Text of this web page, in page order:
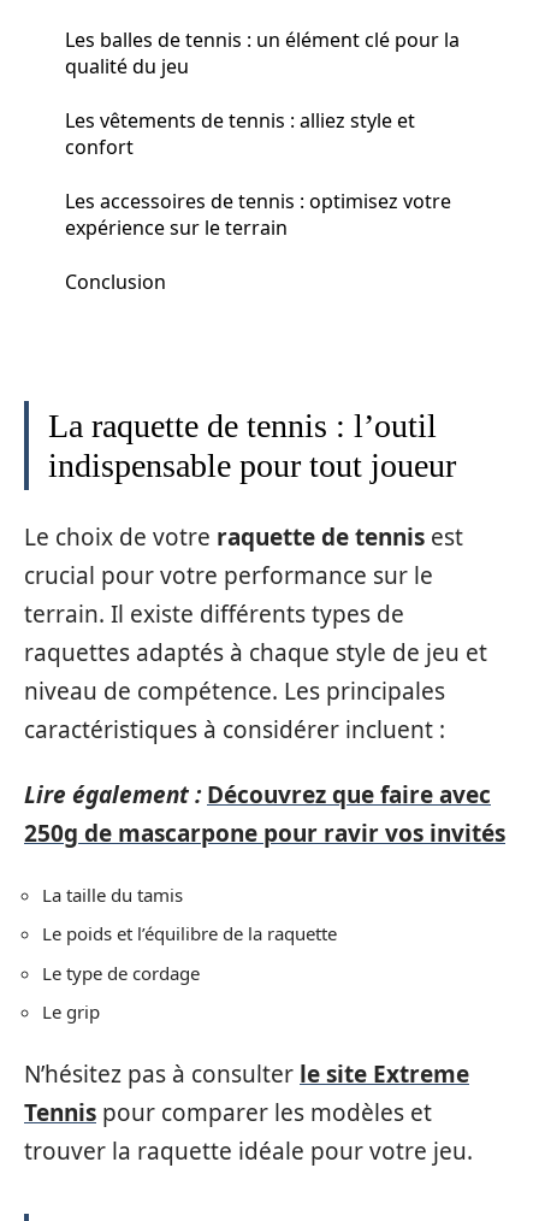
Les balles de tennis : un élément clé pour la
qualité du jeu
Les vêtements de tennis : alliez style et
confort
Les accessoires de tennis : optimisez votre
expérience sur le terrain
Conclusion
La raquette de tennis : l’outil
indispensable pour tout joueur
Le choix de votre raquette de tennis est
crucial pour votre performance sur le
terrain. Il existe différents types de
raquettes adaptés à chaque style de jeu et
niveau de compétence. Les principales
caractéristiques à considérer incluent :
Lire également : Découvrez que faire avec
250g de mascarpone pour ravir vos invités
La taille du tamis
Le poids et l’équilibre de la raquette
Le type de cordage
Le grip
N’hésitez pas à consulter le site Extreme
Tennis pour comparer les modèles et
trouver la raquette idéale pour votre jeu.